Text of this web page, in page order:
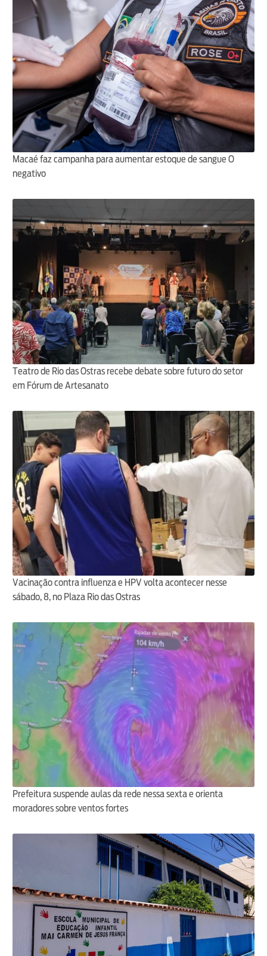
Macaé faz campanha para aumentar estoque de sangue O
negativo
Teatro de Rio das Ostras recebe debate sobre futuro do setor
em Fórum de Artesanato
Vacinação contra influenza e HPV volta acontecer nesse
sábado, 8, no Plaza Rio das Ostras
Prefeitura suspende aulas da rede nessa sexta e orienta
moradores sobre ventos fortes